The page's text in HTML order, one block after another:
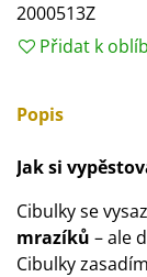
2000513Z
Přidat k
Popis
Jak si
Cibulky se
mrazíků – ale
Cibulky